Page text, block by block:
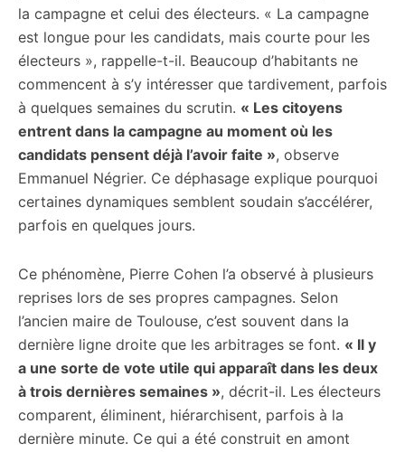
la campagne et celui des électeurs. « La campagne
est longue pour les candidats, mais courte pour les
électeurs », rappelle-t-il. Beaucoup d’habitants ne
commencent à s’y intéresser que tardivement, parfois
à quelques semaines du scrutin. « Les citoyens
entrent dans la campagne au moment où les
candidats pensent déjà l’avoir faite », observe
Emmanuel Négrier. Ce déphasage explique pourquoi
certaines dynamiques semblent soudain s’accélérer,
parfois en quelques jours.
Ce phénomène, Pierre Cohen l’a observé à plusieurs
reprises lors de ses propres campagnes. Selon
l’ancien maire de Toulouse, c’est souvent dans la
dernière ligne droite que les arbitrages se font. « Il y
a une sorte de vote utile qui apparaît dans les deux
à trois dernières semaines », décrit-il. Les électeurs
comparent, éliminent, hiérarchisent, parfois à la
dernière minute. Ce qui a été construit en amont